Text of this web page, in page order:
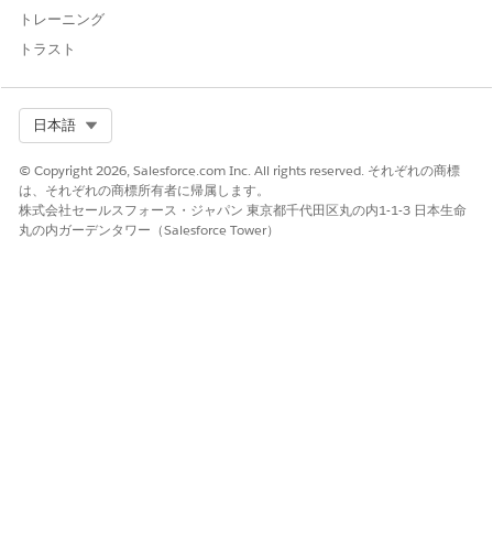
トレーニング
トラスト
日本語
© Copyright 2026, Salesforce.com Inc. All rights reserved. それぞれの商標
は、それぞれの商標所有者に帰属します。
株式会社セールスフォース・ジャパン 東京都千代田区丸の内1-1-3 日本生命
丸の内ガーデンタワー（Salesforce Tower）